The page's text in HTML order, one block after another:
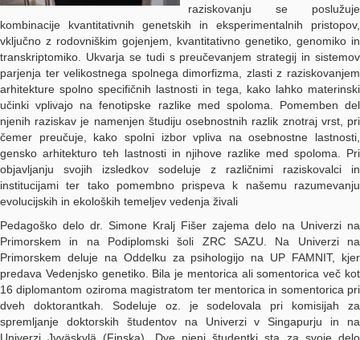
raziskovanju se poslužuje
kombinacije kvantitativnih genetskih in eksperimentalnih pristopov,
vključno z rodovniškim gojenjem, kvantitativno genetiko, genomiko in
transkriptomiko. Ukvarja se tudi s preučevanjem strategij in sistemov
parjenja ter velikostnega spolnega dimorfizma, zlasti z raziskovanjem
arhitekture spolno specifičnih lastnosti in tega, kako lahko materinski
učinki vplivajo na fenotipske razlike med spoloma. Pomemben del
njenih raziskav je namenjen študiju osebnostnih razlik znotraj vrst, pri
čemer preučuje, kako spolni izbor vpliva na osebnostne lastnosti,
gensko arhitekturo teh lastnosti in njihove razlike med spoloma. Pri
objavljanju svojih izsledkov sodeluje z različnimi raziskovalci in
institucijami ter tako pomembno prispeva k našemu razumevanju
evolucijskih in ekoloških temeljev vedenja živali
Pedagoško delo dr. Simone Kralj Fišer zajema delo na Univerzi na
Primorskem in na Podiplomski šoli ZRC SAZU. Na Univerzi na
Primorskem deluje na Oddelku za psihologijo na UP FAMNIT, kjer
predava Vedenjsko genetiko. Bila je mentorica ali somentorica več kot
16 diplomantom oziroma magistratom ter mentorica in somentorica pri
dveh doktorantkah. Sodeluje oz. je sodelovala pri komisijah za
spremljanje doktorskih študentov na Univerzi v Singapurju in na